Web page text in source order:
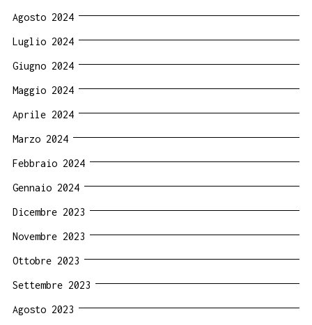
Agosto 2024
Luglio 2024
Giugno 2024
Maggio 2024
Aprile 2024
Marzo 2024
Febbraio 2024
Gennaio 2024
Dicembre 2023
Novembre 2023
Ottobre 2023
Settembre 2023
Agosto 2023